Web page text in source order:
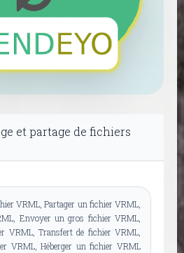
et partage de fichiers
VRML, Partager un fichier VRML,
Envoyer un gros fichier VRML,
VRML, Transfert de fichier VRML,
VRML, Héberger un fichier VRML